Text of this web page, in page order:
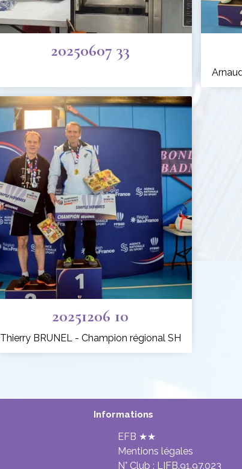
20250607 33
20251206 10
Thierry BRUNEL - Champion régional SH
Informations
EFB ★★
Mentions légales
N° Club : LIFB.91.97.023